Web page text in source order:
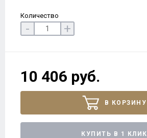
Количество
- +
10 406 руб.
В КОРЗИНУ
КУПИТЬ В 1 КЛИК